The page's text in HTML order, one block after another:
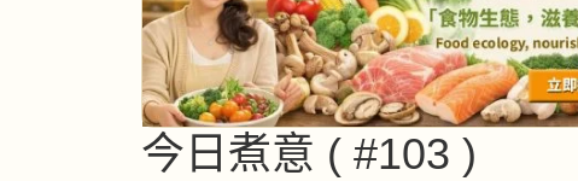
今日煮意 ( #103 )